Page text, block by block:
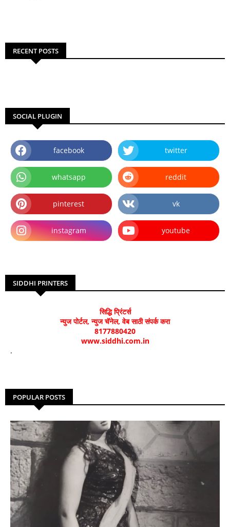
RECENT POSTS
SOCIAL PLUGIN
facebook twitter
whatsapp reddit
pinterest vk
instagram youtube
SIDDHI PRINTERS
सिद्धि प्रिंटर्स
न्युज पोर्टल, न्युज चॅनेल, वेब साठी संपर्क करा
8177880420
www.siddhi.com.in
.
POPULAR POSTS